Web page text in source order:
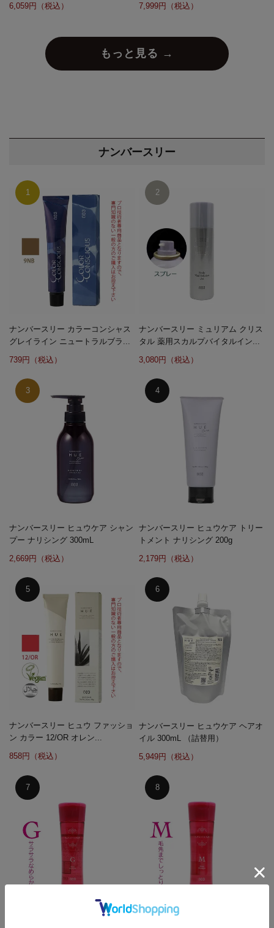
6,059円（税込）
7,999円（税込）
もっと見る →
ナンバースリー
ナンバースリー カラーコンシャス
グレイライン ニュートラルブラ...
739円（税込）
ナンバースリー ミュリアム クリス
タル 薬用スカルプバイタルイン...
3,080円（税込）
ナンバースリー ヒュウケア シャン
プー ナリシング 300mL
2,669円（税込）
ナンバースリー ヒュウケア トリー
トメント ナリシング 200g
2,179円（税込）
ナンバースリー ヒュウ ファッショ
ン カラー 12/OR オレン...
858円（税込）
ナンバースリー ヒュウケア ヘアオ
イル 300mL （詰替用）
5,949円（税込）